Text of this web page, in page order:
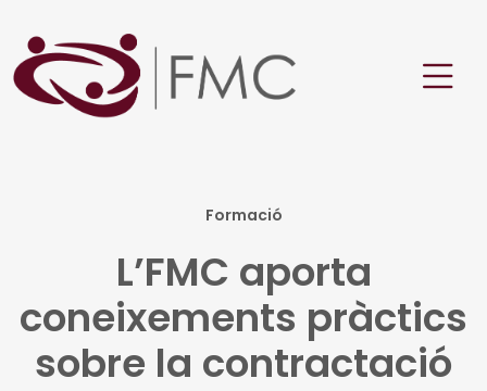
Formació
L’FMC aporta
coneixements pràctics
sobre la contractació